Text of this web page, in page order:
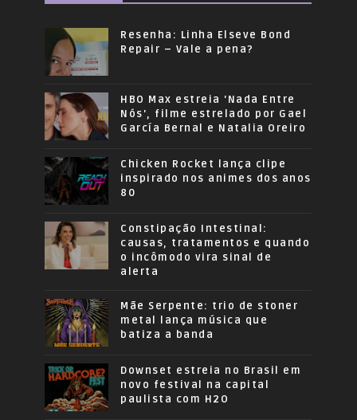
Resenha: Linha Elseve Bond
Repair – Vale a pena?
HBO Max estreia 'Nada Entre
Nós', filme estrelado por Gael
García Bernal e Natalia Oreiro
Chicken Rocket lança clipe
inspirado nos animes dos anos
80
Constipação Intestinal:
causas, tratamentos e quando
o incômodo vira sinal de
alerta
Mãe Serpente: trio de stoner
metal lança música que
batiza a banda
Downset estreia no Brasil em
novo festival na capital
paulista com H2O